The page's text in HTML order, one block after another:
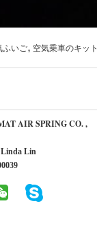
ふいご, 空気乗車のキット
AIR SPRING CO. ,
Linda Lin